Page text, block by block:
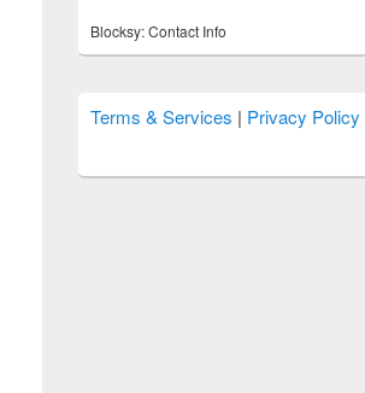
Blocksy: Contact Info
Terms & Services | Privacy Policy